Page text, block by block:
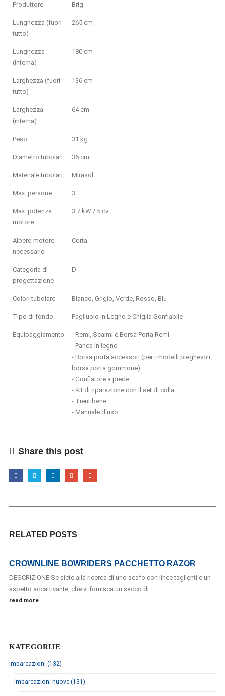
Produttore Brig
Lunghezza (fuori
tutto)
265 cm
Lunghezza
(interna)
180 cm
Larghezza (fuori
tutto)
136 cm
Larghezza
(interna)
64 cm
Peso 31 kg
Diametro tubolari 36 cm
Materiale tubolari Mirasol
Max. persone 3
Max. potenza
motore
3.7 kW / 5 cv
Albero motore
necessario
Corta
Categoria di
progettazione
D
Colori tubolare Bianco, Grigio, Verde, Rosso, Blu
Tipo di fondo Pagliuolo in Legno e Chiglia Gonfiabile
Equipaggiamento
- Remi, Scalmi e Borsa Porta Remi
- Panca in legno
- Borsa porta accessori (per i modelli pieghevoli
borsa porta gommone)
- Gonfiatore a piede
- Kit di riparazione con il set di colla
- Tientibene
- Manuale d'uso
Share this post
RELATED POSTS
CROWNLINE BOWRIDERS PACCHETTO RAZOR
DESCRIZIONE Se siete alla ricerca di uno scafo con linee taglienti e un
aspetto accattivante, che vi fornisca un sacco di...
read more
KATEGORIJE
Imbarcazioni (132)
Imbarcazioni nuove (131)